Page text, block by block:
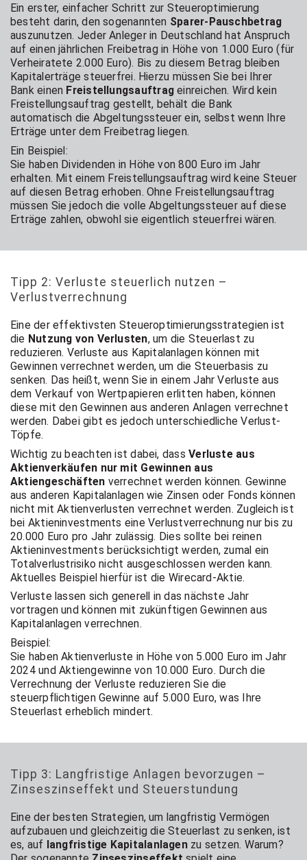
Ein erster, einfacher Schritt zur Steueroptimierung
besteht darin, den sogenannten Sparer-Pauschbetrag
auszunutzen. Jeder Anleger in Deutschland hat Anspruch
auf einen jährlichen Freibetrag in Höhe von 1.000 Euro (für
Verheiratete 2.000 Euro). Bis zu diesem Betrag bleiben
Kapitalerträge steuerfrei. Hierzu müssen Sie bei Ihrer
Bank einen Freistellungsauftrageinreichen. Wird kein
Freistellungsauftrag gestellt, behält die Bank
automatisch die Abgeltungssteuer ein, selbst wenn Ihre
Erträge unter dem Freibetrag liegen.
Ein Beispiel:
Sie haben Dividenden in Höhe von 800 Euro im Jahr
erhalten. Mit einem Freistellungsauftrag wird keine Steuer
auf diesen Betrag erhoben. Ohne Freistellungsauftrag
müssen Sie jedoch die volle Abgeltungssteuer auf diese
Erträge zahlen, obwohl sie eigentlich steuerfrei wären.
Tipp 2: Verluste steuerlich nutzen –
Verlustverrechnung
Eine der effektivsten Steueroptimierungsstrategien ist
die Nutzung von Verlusten, um die Steuerlast zu
reduzieren. Verluste aus Kapitalanlagen können mit
Gewinnen verrechnet werden, um die Steuerbasis zu
senken. Das heißt, wenn Sie in einem Jahr Verluste aus
dem Verkauf von Wertpapieren erlitten haben, können
diese mit den Gewinnen aus anderen Anlagen verrechnet
werden. Dabei gibt es jedoch unterschiedliche Verlust-
Töpfe.
Wichtig zu beachten ist dabei, dassVerluste aus
Aktienverkäufen nur mit Gewinnen aus
Aktiengeschäften verrechnet werden können. Gewinne
aus anderen Kapitalanlagen wie Zinsen oder Fonds können
nicht mit Aktienverlusten verrechnet werden. Zugleich ist
bei Aktieninvestments eine Verlustverrechnung nur bis zu
20.000 Euro pro Jahr zulässig. Dies sollte bei reinen
Aktieninvestments berücksichtigt werden, zumal ein
Totalverlustrisiko nicht ausgeschlossen werden kann.
Aktuelles Beispiel hierfür ist die Wirecard-Aktie.
Verluste lassen sich generell in das nächste Jahr
vortragen und können mit zukünftigen Gewinnen aus
Kapitalanlagen verrechnen.
Beispiel:
Sie haben Aktienverluste in Höhe von 5.000 Euro im Jahr
2024 und Aktiengewinne von 10.000 Euro. Durch die
Verrechnung der Verluste reduzieren Sie die
steuerpflichtigen Gewinne auf 5.000 Euro, was Ihre
Steuerlast erheblich mindert.
Tipp 3: Langfristige Anlagen bevorzugen –
Zinseszinseffekt und Steuerstundung
Eine der besten Strategien, um langfristig Vermögen
aufzubauen und gleichzeitig die Steuerlast zu senken, ist
es, auf langfristige Kapitalanlagenzu setzen. Warum?